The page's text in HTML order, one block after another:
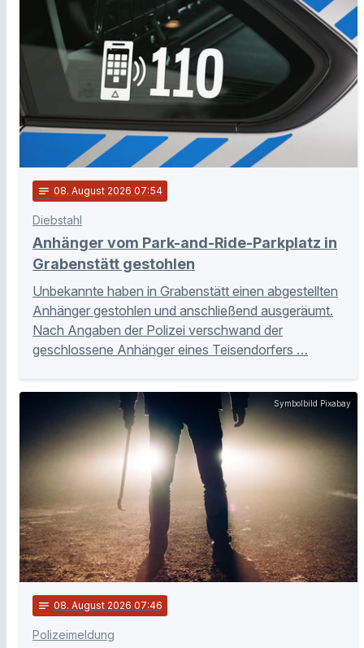
notes 08. August 2026 07:54
Diebstahl
Anhänger vom Park-and-Ride-Parkplatz in
Grabenstätt gestohlen
Unbekannte haben in Grabenstätt einen abgestellten
Anhänger gestohlen und anschließend ausgeräumt.
Nach Angaben der Polizei verschwand der
geschlossene Anhänger eines Teisendorfers …
Symbolbild Pixabay
notes 08. August 2026 07:46
Polizeimeldung